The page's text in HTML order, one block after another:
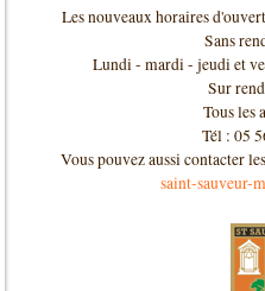
Les nouveaux horaires
Sans
Lundi - mardi - jeudi et
Sur
Tous les
Tél : 05
Vous pouvez aussi contacter
saint-sauveur-